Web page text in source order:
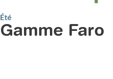
Été
Gamme Faro